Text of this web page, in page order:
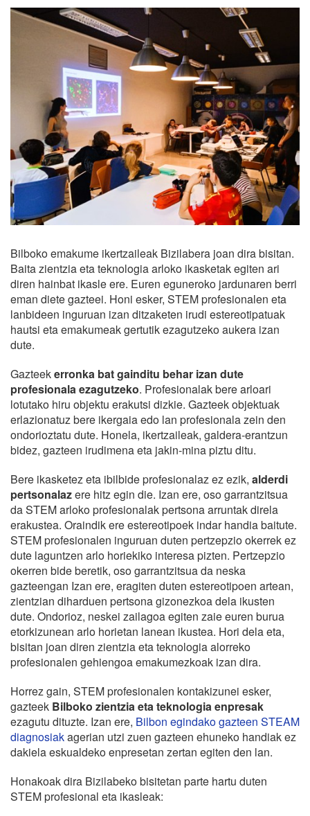
Bilboko emakume ikertzaileak Bizilabera joan dira bisitan.
Baita zientzia eta teknologia arloko ikasketak egiten ari
diren hainbat ikasle ere. Euren eguneroko jardunaren berri
eman diete gazteei. Honi esker, STEM profesionalen eta
lanbideen inguruan izan ditzaketen irudi estereotipatuak
hautsi eta emakumeak gertutik ezagutzeko aukera izan
dute.
Gazteekerronka bat gainditu behar izan dute
profesionala ezagutzeko. Profesionalak bere arloari
lotutako hiru objektu erakutsi dizkie. Gazteek objektuak
erlazionatuz bere ikergaia edo lan profesionala zein den
ondorioztatu dute. Honela, ikertzaileak, galdera-erantzun
bidez, gazteen irudimena eta jakin-mina piztu ditu.
Bere ikasketez eta ibilbide profesionalaz ez ezik, alderdi
pertsonalazere hitz egin die. Izan ere, oso garrantzitsua
da STEM arloko profesionalak pertsona arruntak direla
erakustea. Oraindik ere estereotipoek indar handia baitute.
STEM profesionalen inguruan duten pertzepzio okerrek ez
dute laguntzen arlo horiekiko interesa pizten. Pertzepzio
okerren bide beretik, oso garrantzitsua da neska
gazteengan Izan ere, eragiten duten estereotipoen artean,
zientzian diharduen pertsona gizonezkoa dela ikusten
dute. Ondorioz, neskei zailagoa egiten zaie euren burua
etorkizunean arlo horietan lanean ikustea. Hori dela eta,
bisitan joan diren zientzia eta teknologia alorreko
profesionalen gehiengoa emakumezkoak izan dira.
Horrez gain, STEM profesionalen kontakizunei esker,
gazteek Bilboko zientzia eta teknologia enpresak
ezagutu dituzte. Izan ere, Bilbon egindako gazteen STEAM
diagnosiakagerian utzi zuen gazteen ehuneko handiak ez
dakiela eskualdeko enpresetan zertan egiten den lan.
Honakoak dira Bizilabeko bisitetan parte hartu duten
STEM profesional eta ikasleak: